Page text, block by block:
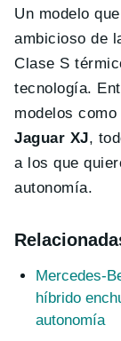
Un modelo
ambicioso de
Clase S
tecnología.
modelos como
Jaguar XJ,
a los que
autonomía.
Mercedes-
híbrido
autonomía